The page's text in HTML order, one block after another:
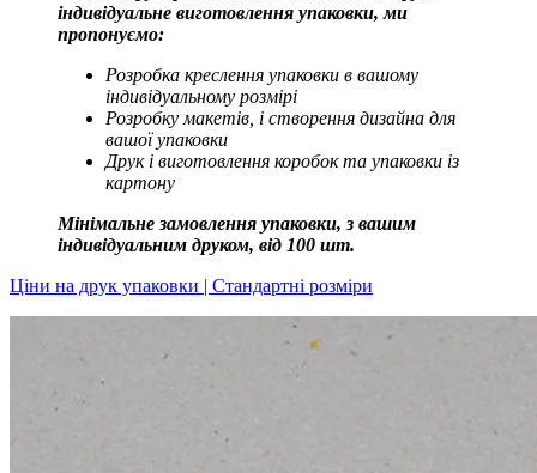
індивідуальне виготовлення упаковки, ми
пропонуємо:
Розробка креслення упаковки в вашому
індивідуальному розмірі
Розробку макетів, і створення дизайна для
вашої упаковки
Друк і виготовлення коробок та упаковки із
картону
Мінімальне замовлення упаковки, з вашим
індивідуальним друком, від 100 шт.
Ціни на друк упаковки | Стандартні розміри